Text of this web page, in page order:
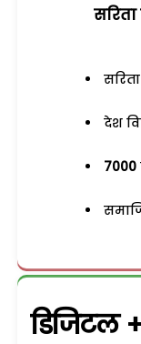
देश
7000
डिजिटल